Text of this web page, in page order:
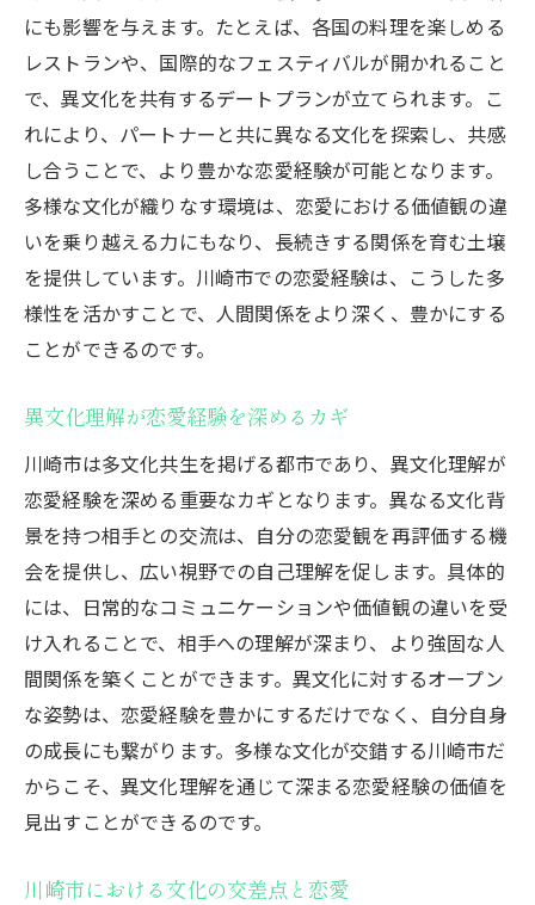
にも影響を与えます。たとえば、各国の料理を楽しめる
レストランや、国際的なフェスティバルが開かれること
で、異文化を共有するデートプランが立てられます。こ
れにより、パートナーと共に異なる文化を探索し、共感
し合うことで、より豊かな恋愛経験が可能となります。
多様な文化が織りなす環境は、恋愛における価値観の違
いを乗り越える力にもなり、長続きする関係を育む土壌
を提供しています。川崎市での恋愛経験は、こうした多
様性を活かすことで、人間関係をより深く、豊かにする
ことができるのです。
異文化理解が恋愛経験を深めるカギ
川崎市は多文化共生を掲げる都市であり、異文化理解が
恋愛経験を深める重要なカギとなります。異なる文化背
景を持つ相手との交流は、自分の恋愛観を再評価する機
会を提供し、広い視野での自己理解を促します。具体的
には、日常的なコミュニケーションや価値観の違いを受
け入れることで、相手への理解が深まり、より強固な人
間関係を築くことができます。異文化に対するオープン
な姿勢は、恋愛経験を豊かにするだけでなく、自分自身
の成長にも繋がります。多様な文化が交錯する川崎市だ
からこそ、異文化理解を通じて深まる恋愛経験の価値を
見出すことができるのです。
川崎市における文化の交差点と恋愛